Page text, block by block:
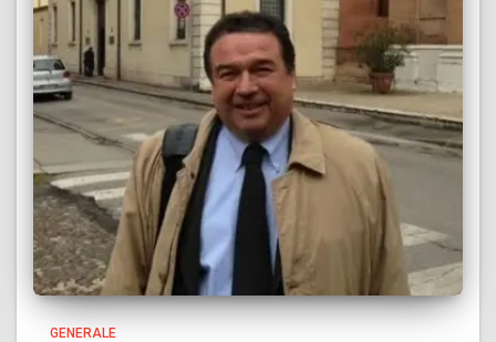
GENERALE